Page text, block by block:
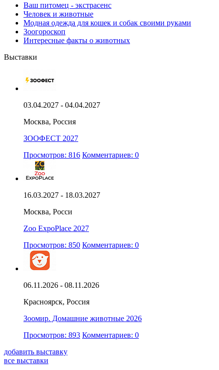
Ваш питомец - экстрасенс
Человек и животные
Модная одежда для кошек и собак своими руками
Зоогороскоп
Интересные факты о животных
Выставки
03.04.2027 - 04.04.2027
Москва, Россия
ЗООФЕСТ 2027
Просмотров: 816 Комментариев: 0
16.03.2027 - 18.03.2027
Москва, Росси
Zoo ExpoPlace 2027
Просмотров: 850 Комментариев: 0
06.11.2026 - 08.11.2026
Красноярск, Россия
Зоомир. Домашние животные 2026
Просмотров: 893 Комментариев: 0
добавить выставку
все выставки